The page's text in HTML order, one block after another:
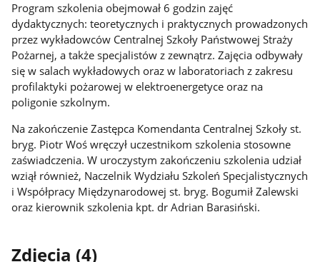
Program szkolenia obejmował 6 godzin zajęć
dydaktycznych: teoretycznych i praktycznych prowadzonych
przez wykładowców Centralnej Szkoły Państwowej Straży
Pożarnej, a także specjalistów z zewnątrz. Zajęcia odbywały
się w salach wykładowych oraz w laboratoriach z zakresu
profilaktyki pożarowej w elektroenergetyce oraz na
poligonie szkolnym.
Na zakończenie Zastępca Komendanta Centralnej Szkoły st.
bryg. Piotr Woś wręczył uczestnikom szkolenia stosowne
zaświadczenia. W uroczystym zakończeniu szkolenia udział
wziął również, Naczelnik Wydziału Szkoleń Specjalistycznych
i Współpracy Międzynarodowej st. bryg. Bogumił Zalewski
oraz kierownik szkolenia kpt. dr Adrian Barasiński.
Zdjęcia (4)